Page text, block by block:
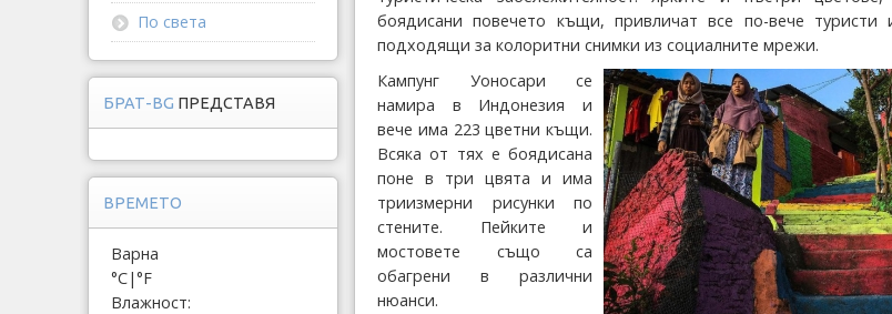
боядисани повечето къщи, привличат все по-вече туристи
подходящи за колоритни снимки из социалните мрежи.
Кампунг Уоносари се
намира в Индонезия и
вече има 223 цветни къщи.
Всяка от тях е боядисана
поне в три цвята и има
триизмерни рисунки по
стените. Пейките и
мостовете също са
обагрени в различни
нюанси.
По света
БРАТ-BG ПРЕДСТАВЯ
ВРЕМЕТО
Варна
°C|°F
Влажност: